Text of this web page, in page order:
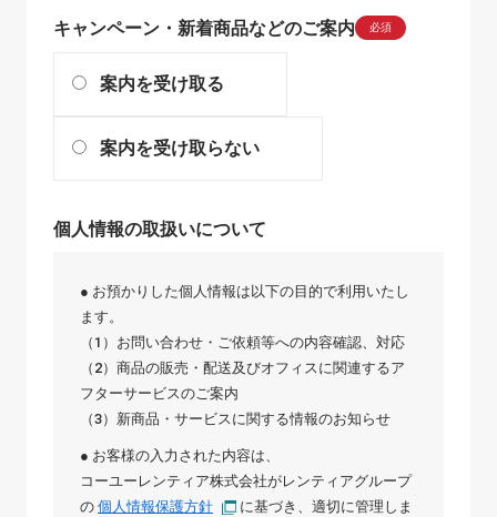
キャンペーン・新着商品などのご案内 必須
案内を受け取る
案内を受け取らない
個人情報の取扱いについて
● お預かりした個人情報は以下の目的で利用いたし
ます。
（1）お問い合わせ・ご依頼等への内容確認、対応
（2）商品の販売・配送及びオフィスに関連するア
フターサービスのご案内
（3）新商品・サービスに関する情報のお知らせ
● お客様の入力された内容は、
コーユーレンティア株式会社がレンティアグループ
の 個人情報保護方針
に基づき、適切に管理しま